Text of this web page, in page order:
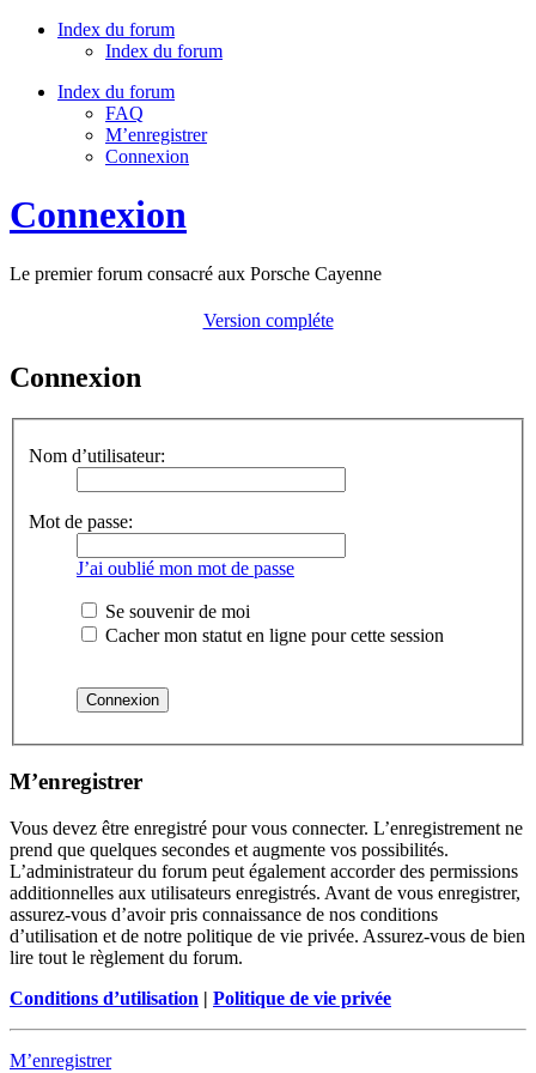
Index du forum
Index du forum
Index du forum
FAQ
M’enregistrer
Connexion
Connexion
Le premier forum consacré aux Porsche Cayenne
Version compléte
Connexion
Nom d’utilisateur:
Mot de passe:
J’ai oublié mon mot de passe
Se souvenir de moi
Cacher mon statut en ligne pour cette session
M’enregistrer
Vous devez être enregistré pour vous connecter. L’enregistrement ne
prend que quelques secondes et augmente vos possibilités.
L’administrateur du forum peut également accorder des permissions
additionnelles aux utilisateurs enregistrés. Avant de vous enregistrer,
assurez-vous d’avoir pris connaissance de nos conditions
d’utilisation et de notre politique de vie privée. Assurez-vous de bien
lire tout le règlement du forum.
Conditions d’utilisation | Politique de vie privée
M’enregistrer